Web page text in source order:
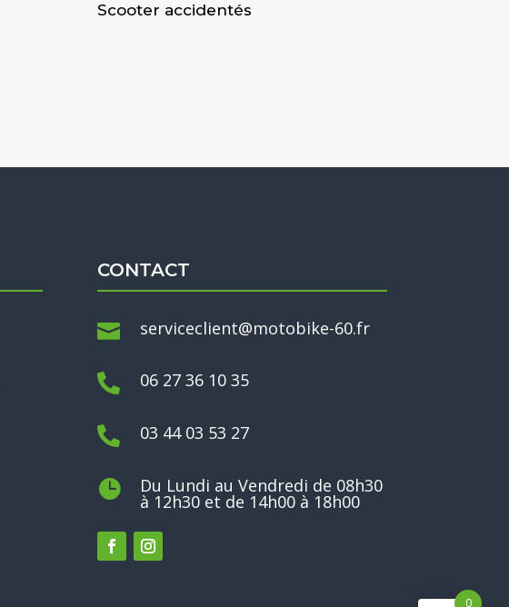
Scooter accidentés
CONTACT
 serviceclient@motobike-60.fr
 06 27 36 10 35
 03 44 03 53 27
 Du Lundi au Vendredi de 08h30
à 12h30 et de 14h00 à 18h00
0